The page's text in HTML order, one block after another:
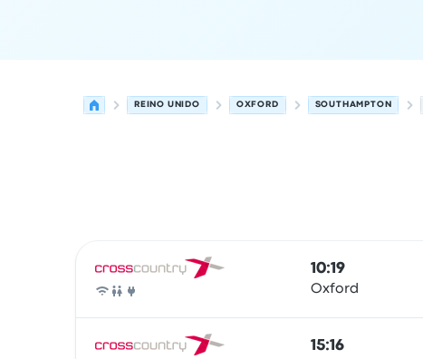
REINO UNIDO OXFORD SOUTHAMPTON
Tren
10:19
Oxford
15:16